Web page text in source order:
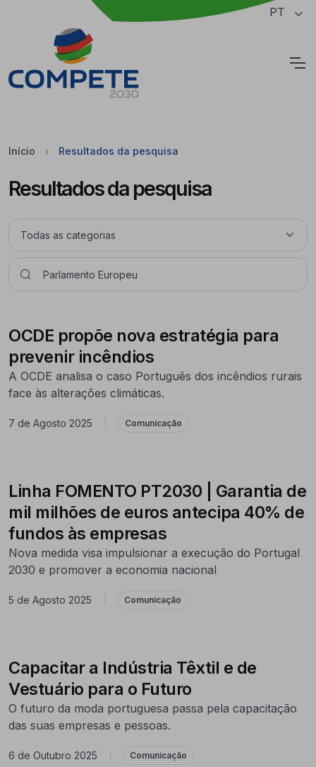
Saltar para o conteúdo principal da página PT
Início Resultados da pesquisa
Resultados da pesquisa
OCDE propõe nova estratégia para
prevenir incêndios
A OCDE analisa o caso Português dos incêndios rurais
face às alterações climáticas.
7 de Agosto 2025 Comunicação
Linha FOMENTO PT2030 | Garantia de
mil milhões de euros antecipa 40% de
fundos às empresas
Nova medida visa impulsionar a execução do Portugal
2030 e promover a economia nacional
5 de Agosto 2025 Comunicação
Capacitar a Indústria Têxtil e de
Vestuário para o Futuro
O futuro da moda portuguesa passa pela capacitação
das suas empresas e pessoas.
6 de Outubro 2025 Comunicação